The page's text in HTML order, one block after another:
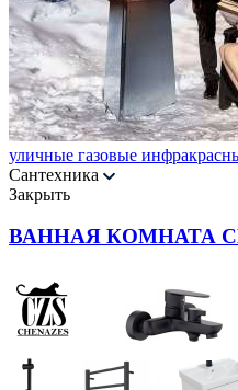
уличные газовые
Сантехника
Закрыть
ВАННАЯ КОМНАТА